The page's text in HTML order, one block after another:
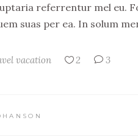
referrentur mel eu.
suas per ea. In solum
vacation 2 3